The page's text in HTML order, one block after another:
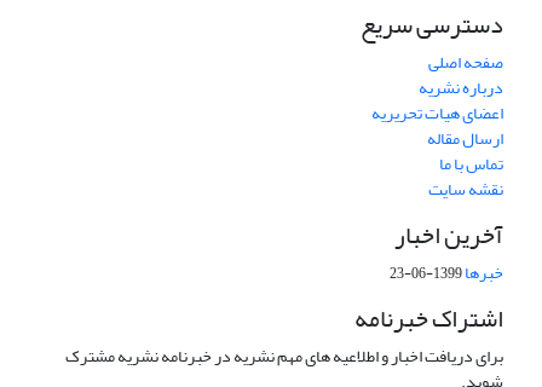
دسترسی سریع
صفحه اصلی
درباره نشریه
اعضای هیات تحریریه
ارسال مقاله
تماس با ما
نقشه سایت
آخرین اخبار
خبرها1399-06-23
اشتراک خبرنامه
برای دریافت اخبار و اطلاعیه های مهم نشریه در خبرنامه نشریه مشترک